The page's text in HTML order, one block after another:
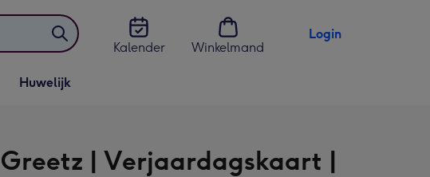
Kalender
Winkelmand
Login
Vervolgkeuzelijst
Huwelijk openen
Huwelijk
Greetz | Verjaardagskaart |